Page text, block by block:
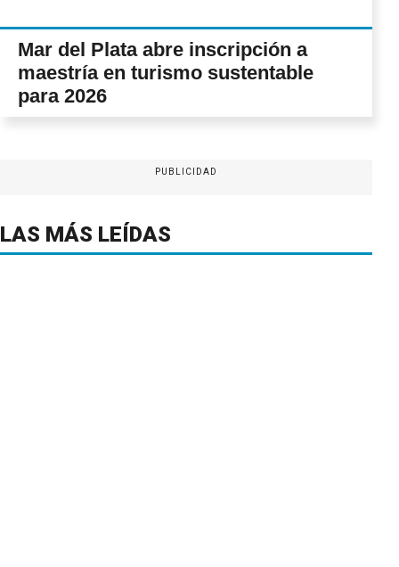
Mar del Plata abre inscripción a
maestría en turismo sustentable
para 2026
PUBLICIDAD
LAS MÁS LEÍDAS